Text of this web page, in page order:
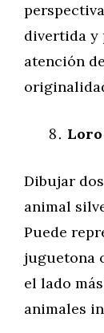
divertida y
atención
Dibujar
animal
Puede
juguetona
el lado
animales